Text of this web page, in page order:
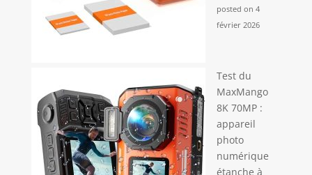
posted on 4
février 2026
Test du
MaxMango
8K 70MP :
appareil
photo
numérique
étanche à